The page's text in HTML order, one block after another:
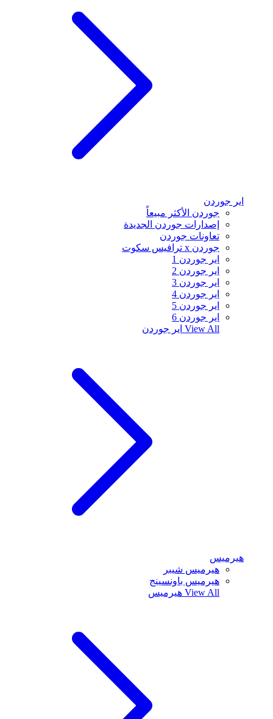
اير جوردن
جوردن الأكثر مبيعاً
إصدارات جوردن الجديدة
تعاونات جوردن
جوردن x ترافيس سكوت
اير جوردن 1
اير جوردن 2
اير جوردن 3
اير جوردن 4
اير جوردن 5
اير جوردن 6
View All اير جوردن
هيرميس
هيرميس شيبر
هيرميس باونسينج
View All هيرميس